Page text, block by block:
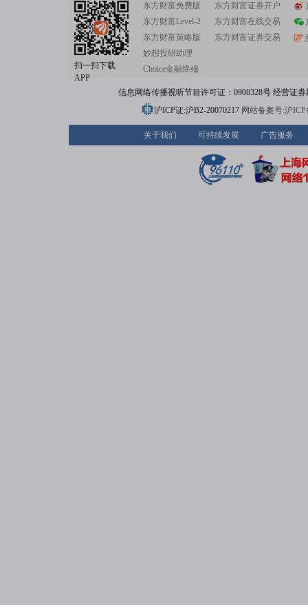
扫一扫下载
APP
东方财富免费版
东方财富Level-2
东方财富策略版
妙想投研助理
Choice金融终端
东方财富证券开户
东方财富在线交易
东方财富证券交易
信息网络传播视听节目许可证：0908328号 经营证
沪ICP证:沪B2-20070217 网站备案号:沪
关于我们 可持续发展 广告服务